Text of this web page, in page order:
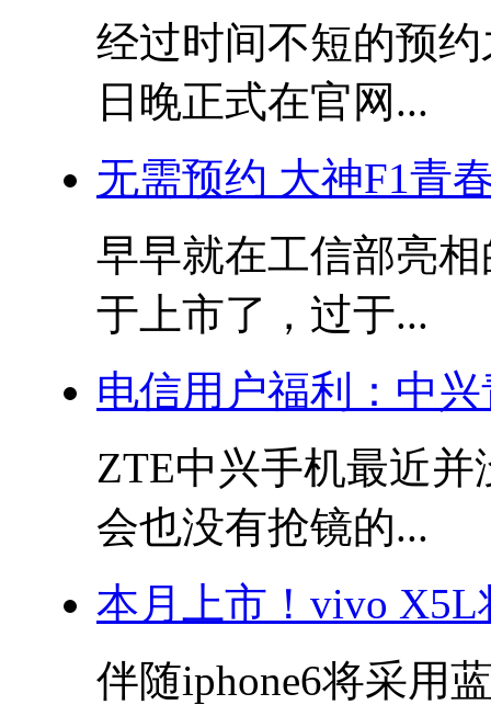
经过时间不短的预约
日晚正式在官网...
无需预约 大神F1青
早早就在工信部亮
于上市了，过于...
电信用户福利：中
ZTE中兴手机最近
会也没有抢镜的...
本月上市！vivo
伴随iphone6将采用